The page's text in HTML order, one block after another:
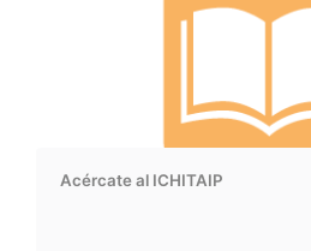
Acércate al ICHITAIP